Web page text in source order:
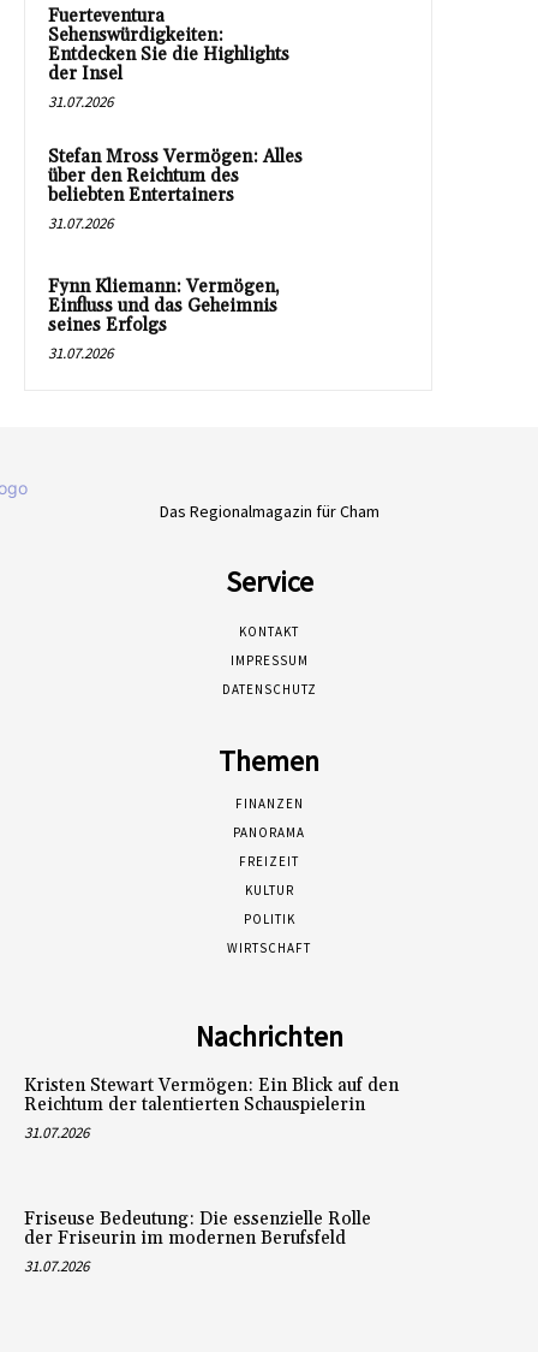
Fuerteventura
Sehenswürdigkeiten:
Entdecken Sie die Highlights
der Insel
31.07.2026
Stefan Mross Vermögen: Alles
über den Reichtum des
beliebten Entertainers
31.07.2026
Fynn Kliemann: Vermögen,
Einfluss und das Geheimnis
seines Erfolgs
31.07.2026
Das Regionalmagazin für Cham
Service
KONTAKT
IMPRESSUM
DATENSCHUTZ
Themen
FINANZEN
PANORAMA
FREIZEIT
KULTUR
POLITIK
WIRTSCHAFT
Nachrichten
Kristen Stewart Vermögen: Ein Blick auf den
Reichtum der talentierten Schauspielerin
31.07.2026
Friseuse Bedeutung: Die essenzielle Rolle
der Friseurin im modernen Berufsfeld
31.07.2026